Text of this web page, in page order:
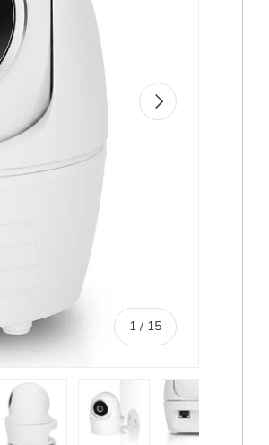
1 / von
15
Nächste